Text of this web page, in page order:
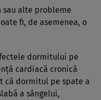
sau alte probleme
fi, de asemenea, o
dormitului pe
cardiacă cronică
că dormitul pe spate a
a sângelui,